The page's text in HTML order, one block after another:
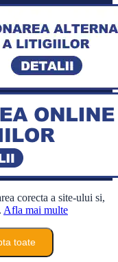
corecta a site-ului si,
Afla mai multe
toate